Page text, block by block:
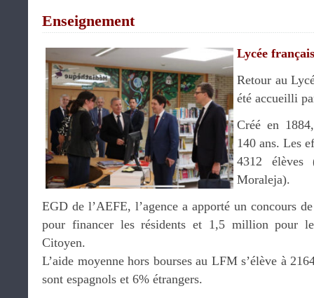
Enseignement
Lycée
Retour au
été accueilli
Créé en
140 ans. Les
4312
Moraleja).
EGD de l’AEFE, l’agence a apporté un concours
pour financer les résidents et 1,5 million pour
Citoyen.
L’aide moyenne hors bourses au LFM s’élève à
sont espagnols et 6% étrangers.